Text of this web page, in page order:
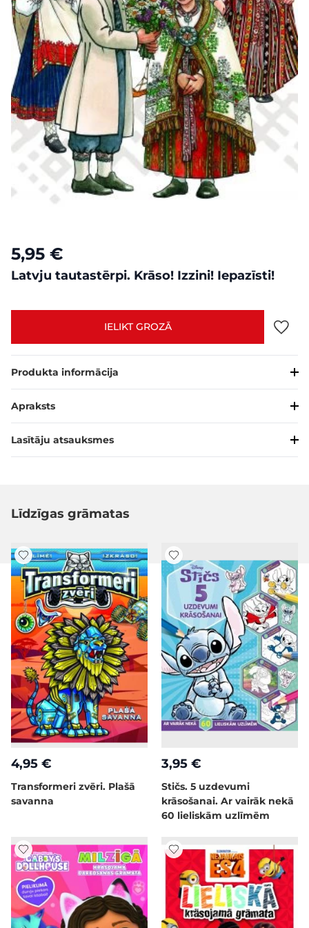
5,95 €
Latvju tautastērpi. Krāso! Izzini! Iepazīsti!
IELIKT GROZĀ
Produkta informācija
Apraksts
Lasītāju atsauksmes
Līdzīgas grāmatas
4,95 €
Transformeri zvēri. Plašā
savanna
3,95 €
Stičs. 5 uzdevumi
krāsošanai. Ar vairāk nekā
60 lieliskām uzlīmēm